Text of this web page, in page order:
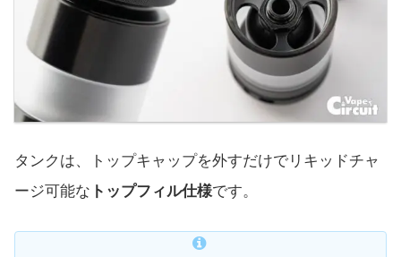
タンクは、トップキャップを外すだけでリキッドチャ
ージ可能な トップフィル仕様です。